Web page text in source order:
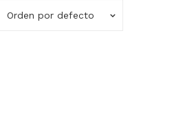
Orden por defecto